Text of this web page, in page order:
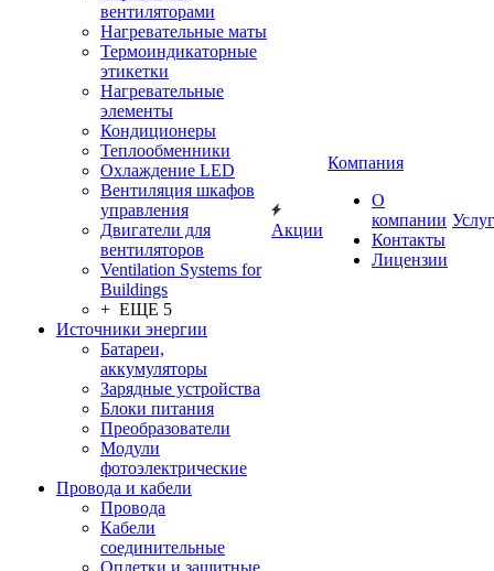
вентиляторами
Нагревательные маты
Термоиндикаторные
этикетки
Нагревательные
элементы
Кондиционеры
Теплообменники
Охлаждение LED
Вентиляция шкафов
управления
Двигатели для
вентиляторов
Ventilation Systems for
Buildings
+ ЕЩЕ 5
Источники энергии
Батареи,
аккумуляторы
Зарядные устройства
Блоки питания
Преобразователи
Модули
фотоэлектрические
Провода и кабели
Провода
Кабели
соединительные
Оплетки и защитные
Акции
Компания
О
компании
Контакты
Лицензии